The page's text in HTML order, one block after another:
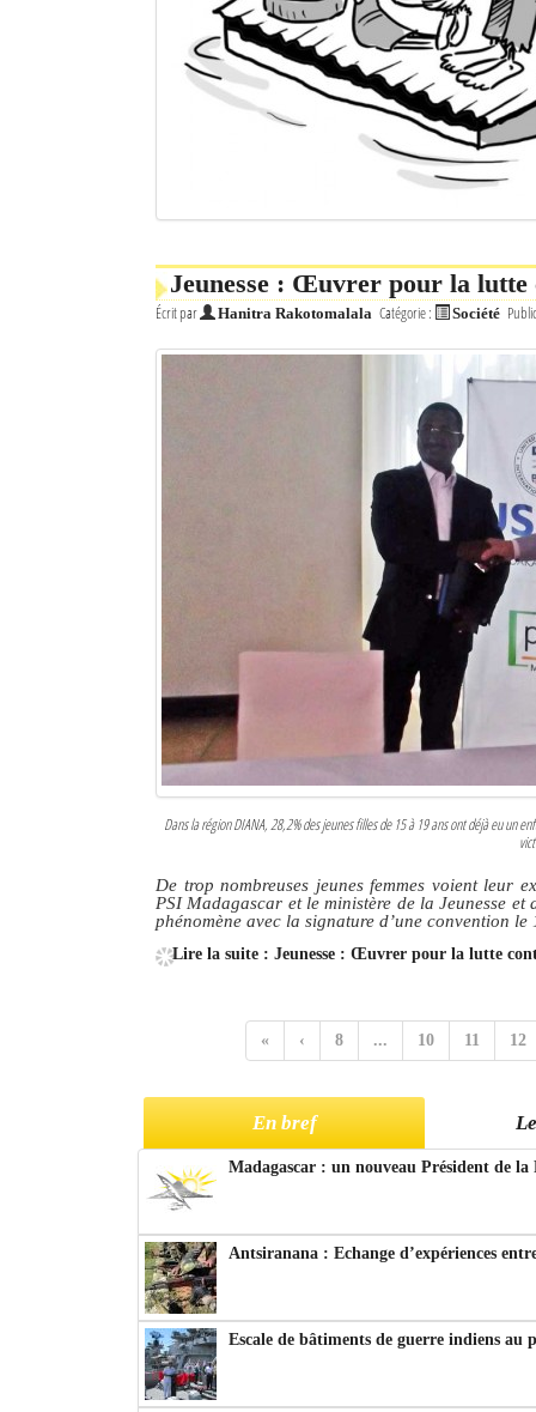
Jeunesse : Œuvrer pour la lutte
Écrit par Hanitra Rakotomalala Catégorie : Société
Dans la région DIANA, 28,2% des jeunes filles de 15 à 19 ans ont déjà eu un
De trop nombreuses jeunes femmes voient leur
PSI Madagascar et le ministère de la Jeunesse
phénomène avec la signature d’une convention le
Lire la suite : Jeunesse : Œuvrer pour la lutte
« ‹ 8 ... 10 11 12
En bref
Madagascar : un nouveau Président de
Antsiranana : Echange d’expériences
Escale de bâtiments de guerre indiens au